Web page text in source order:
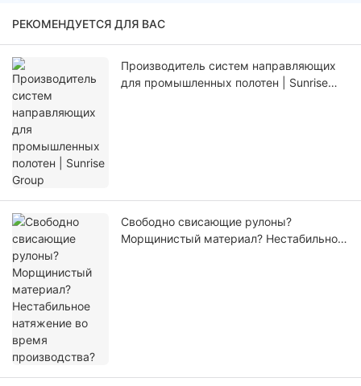
РЕКОМЕНДУЕТСЯ ДЛЯ ВАС
Производитель систем направляющих
для промышленных полотен | Sunrise
Свободно свисающие рулоны?
Морщинистый материал? Нестабильное